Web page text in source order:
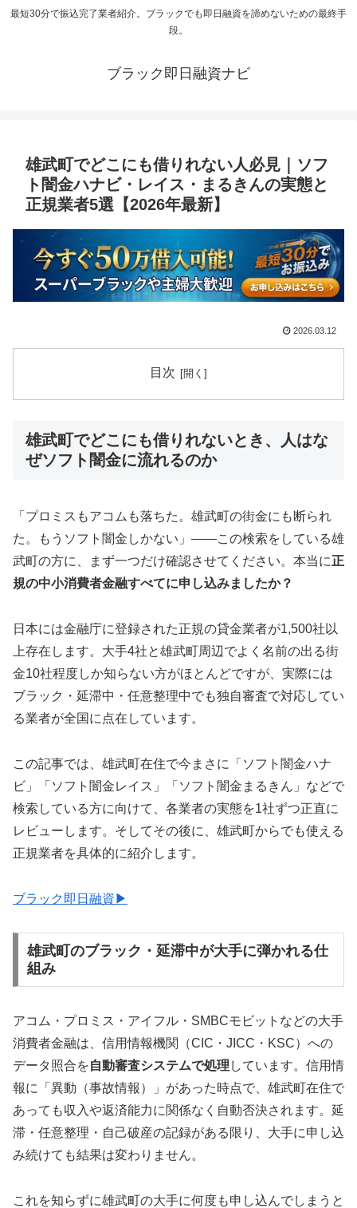
最短30分で振込完了業者紹介。ブラックでも即日融資を諦めないための最終手
段。
ブラック即日融資ナビ
雄武町でどこにも借りれない人必見｜ソフ
ト闇金ハナビ・レイス・まるきんの実態と
正規業者5選【2026年最新】
2026.03.12
目次
雄武町でどこにも借りれないとき、人はな
ぜソフト闇金に流れるのか
「プロミスもアコムも落ちた。雄武町の街金にも断られ
た。もうソフト闇金しかない」——この検索をしている雄
武町の方に、まず一つだけ確認させてください。本当に正
規の中小消費者金融すべてに申し込みましたか？
日本には金融庁に登録された正規の貸金業者が1,500社以
上存在します。大手4社と雄武町周辺でよく名前の出る街
金10社程度しか知らない方がほとんどですが、実際には
ブラック・延滞中・任意整理中でも独自審査で対応してい
る業者が全国に点在しています。
この記事では、雄武町在住で今まさに「ソフト闇金ハナ
ビ」「ソフト闇金レイス」「ソフト闇金まるきん」などで
検索している方に向けて、各業者の実態を1社ずつ正直に
レビューします。そしてその後に、雄武町からでも使える
正規業者を具体的に紹介します。
ブラック即日融資▶
雄武町のブラック・延滞中が大手に弾かれる仕
組み
アコム・プロミス・アイフル・SMBCモビットなどの大手
消費者金融は、信用情報機関（CIC・JICC・KSC）への
データ照合を自動審査システムで処理 しています。信用情
報に「異動（事故情報）」があった時点で、雄武町在住で
あっても収入や返済能力に関係なく自動否決されます。延
滞・任意整理・自己破産の記録がある限り、大手に申し込
み続けても結果は変わりません。
これを知らずに雄武町の大手に何度も申し込んでしまうと